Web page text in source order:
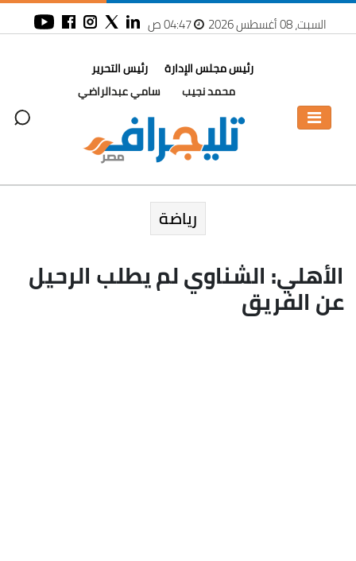
السبت، 08 أغسطس 2026 04:47 ص
رئيس مجلس الإدارة
محمد نجيب
رئيس التحرير
سامي عبدالراضي
رياضة
الأهلي: الشناوي لم يطلب الرحيل
عن الفريق